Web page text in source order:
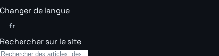
Changer de langue
fr
Rechercher sur le site